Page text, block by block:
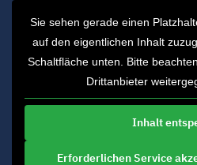
Sie sehen gerade einen
auf den eigentlichen Inhalt
Schaltfläche unten. Bitte
Drittanbieter
Inhalt
Erforderlichen Service